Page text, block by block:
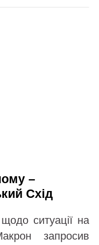
–
Схід
ситуації на
запросив